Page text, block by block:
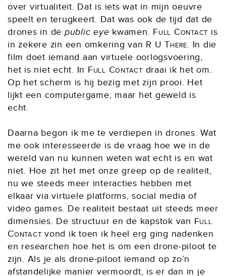
over virtualiteit. Dat is iets wat in mijn oeuvre
speelt en terugkeert. Dat was ook de tijd dat de
drones in de public eye kwamen. Full Contact is
in zekere zin een omkering van R U There. In die
film doet iemand aan virtuele oorlogsvoering,
het is niet echt. In Full Contact draai ik het om.
Op het scherm is hij bezig met zijn prooi. Het
lijkt een computergame, maar het geweld is
echt.
Daarna begon ik me te verdiepen in drones. Wat
me ook interesseerde is de vraag hoe we in de
wereld van nu kunnen weten wat echt is en wat
niet. Hoe zit het met onze greep op de realiteit,
nu we steeds meer interacties hebben met
elkaar via virtuele platforms, social media of
video games. De realiteit bestaat uit steeds meer
dimensies. De structuur en de kapstok van Full
Contact vond ik toen ik heel erg ging nadenken
en researchen hoe het is om een drone-piloot te
zijn. Als je als drone-piloot iemand op zo’n
afstandelijke manier vermoordt, is er dan in je